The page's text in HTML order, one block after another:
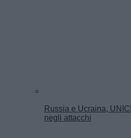
Russia e Ucraina,
negli attacchi